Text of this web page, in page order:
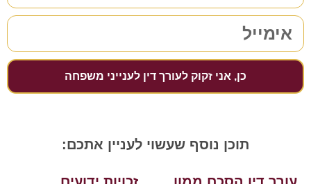
כן, אני זקוק לעורך דין לענייני משפחה
תוכן נוסף שעשוי לעניין אתכם: